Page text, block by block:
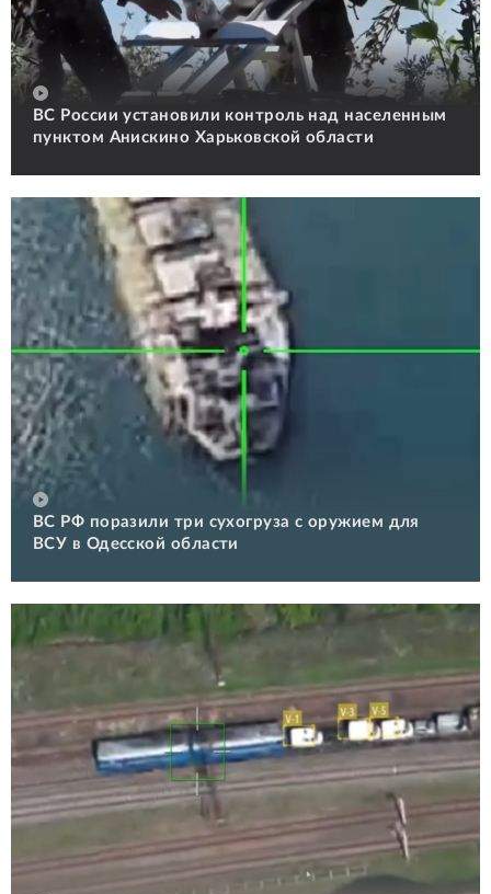
ВС России установили контроль над населенным
пунктом Анискино Харьковской области
ВС РФ поразили три сухогруза с оружием для
ВСУ в Одесской области